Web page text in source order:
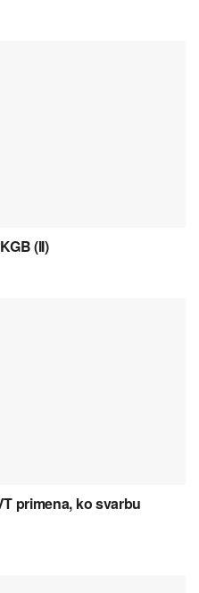
(II)
primena, ko svarbu